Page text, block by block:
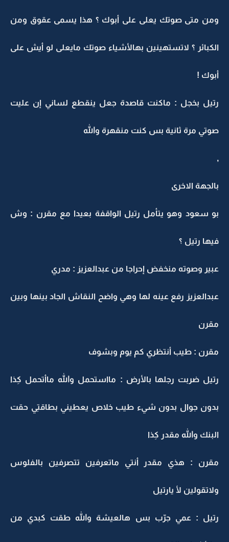
ومن متى صوتك يعلى على أبوك ؟ هذا يسمى عقوق ومن
الكبائر ؟ لاتستهينين بهالأشياء صوتك مايعلى لو أيش على
أبوك !
رتيل بخجل : ماكنت قاصدة جعل ينقطع لساني إن عليت
صوتي مرة ثانية بس كنت منقهرة والله
,
بالجهة الاخرى
بو سعود وهو يتأمل رتيل الواقفة بعيدا مع مقرن : وش
فيها رتيل ؟
عبير وصوته منخفض إحراجا من عبدالعزيز : مدري
عبدالعزيز رفع عينه لها وهي واضح النقاش الجاد بينها وبين
مقرن
مقرن : طيب أنتظري كم يوم وبشوف
رتيل ضربت رجلها بالأرض : مااستحمل والله ماأتحمل كِذا
بدون جوال بدون شيء طيب خلاص يعطيني بطاقتِي حقت
البنك والله مقدر كِذا
مقرن : هذي مقدر أنتي ماتعرفين تتصرفين بالفلوس
ولاتقولين لأ يارتيل
رتيل : عمي جرّب بس هالعيشة والله طقت كبدي من